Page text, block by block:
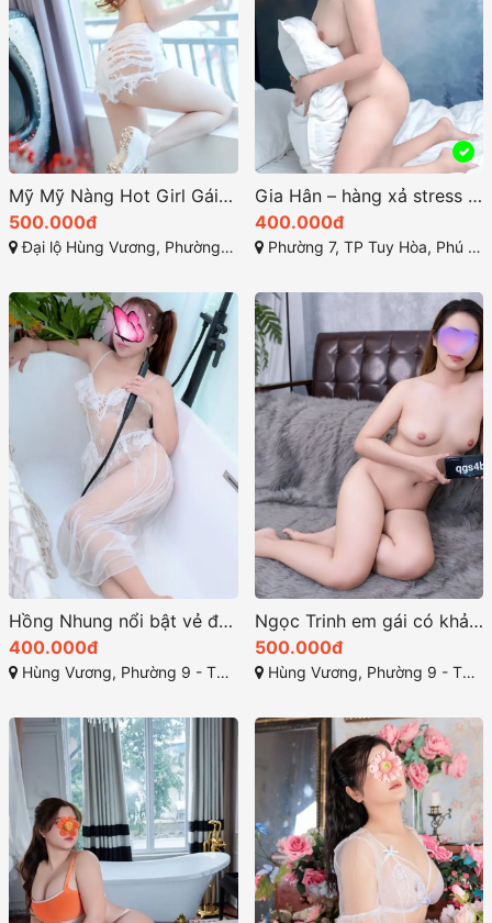
Mỹ Mỹ Nàng Hot Girl Gái Gọi TP Tuy Hòa Xinh Đẹp, Dâm Dực, Chiều Khách Tận Tình
500.000đ
Đại lộ Hùng Vương, Phường 7, Tuy Hòa, Phú Yên
Gia Hân – hàng xả stress và thỏa mãn mong muốn
400.000đ
Phường 7, TP Tuy Hòa, Phú Yên
Hồng Nhung nổi bật vẻ đẹp nóng bỏng
400.000đ
Hùng Vương, Phường 9 - TP Tuy Hòa - Phú Yên
Ngọc Trinh em gái có khả năng tình dục cuồng nhiệt
500.000đ
Hùng Vương, Phường 9 - TP Tuy Hòa - Phú Yên